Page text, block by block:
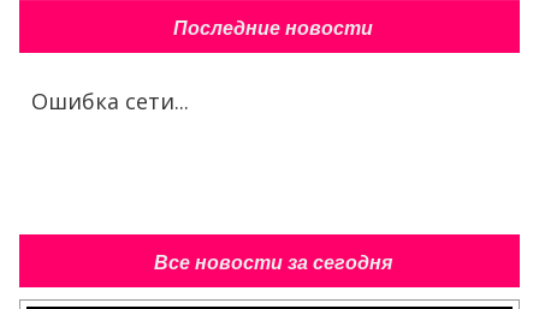
Последние новости
Ошибка сети...
Все новости за сегодня